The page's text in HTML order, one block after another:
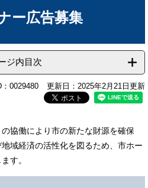
ー広告募集
ジ内目次
0029480 更新日：2025年2月21日更新
協働により市の新たな財源を確保
域経済の活性化を図るため、市ホー
す。